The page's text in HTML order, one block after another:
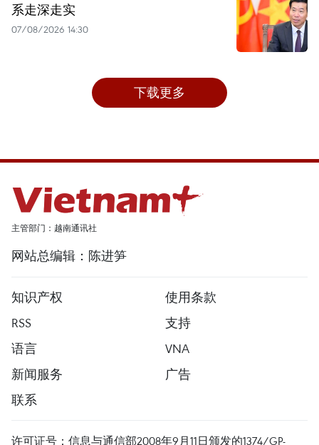
系走深走实
07/08/2026 14:30
下载更多
主管部门：越南通讯社
网站总编辑：陈进笋
知识产权
使用条款
RSS
支持
语言
VNA
新闻服务
广告
联系
许可证号：信息与通信部2008年9月11日颁发的1374/GP-